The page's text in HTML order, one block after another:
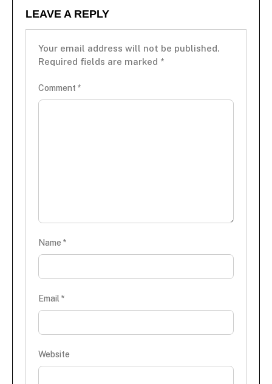
LEAVE A REPLY
Your email address will not be published.
Required fields are marked *
Comment *
Name *
Email *
Website